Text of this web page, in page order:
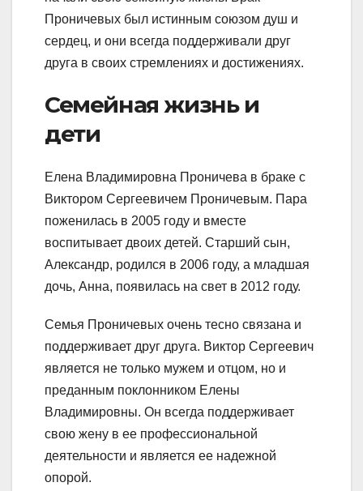
Проничевых был истинным союзом душ и
сердец, и они всегда поддерживали друг
друга в своих стремлениях и достижениях.
Семейная жизнь и
дети
Елена Владимировна Проничева в браке с
Виктором Сергеевичем Проничевым. Пара
поженилась в 2005 году и вместе
воспитывает двоих детей. Старший сын,
Александр, родился в 2006 году, а младшая
дочь, Анна, появилась на свет в 2012 году.
Семья Проничевых очень тесно связана и
поддерживает друг друга. Виктор Сергеевич
является не только мужем и отцом, но и
преданным поклонником Елены
Владимировны. Он всегда поддерживает
свою жену в ее профессиональной
деятельности и является ее надежной
опорой.